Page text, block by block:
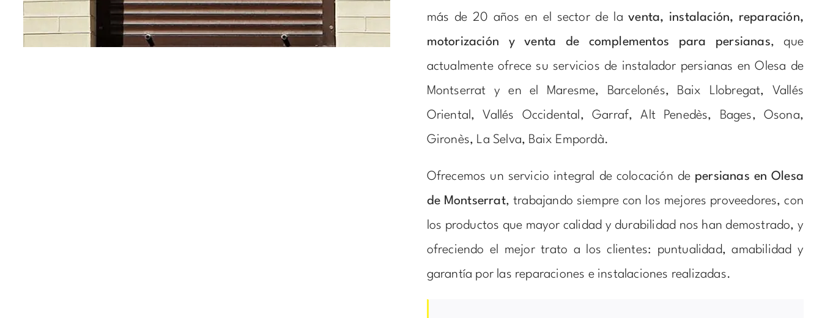
más de 20 años en el sector de laventa, instalación, reparación,
motorización y venta de complementos para persianas, que
actualmente ofrece su servicios de instalador persianas en Olesa de
Montserrat y en el Maresme, Barcelonés, Baix Llobregat, Vallés
Oriental, Vallés Occidental, Garraf, Alt Penedès, Bages, Osona,
Gironès, La Selva, Baix Empordà.
Ofrecemos un servicio integral de colocación de persianas en Olesa
de Montserrat, trabajando siempre con los mejores proveedores, con
los productos que mayor calidad y durabilidad nos han demostrado, y
ofreciendo el mejor trato a los clientes: puntualidad, amabilidad y
garantía por las reparaciones e instalaciones realizadas.